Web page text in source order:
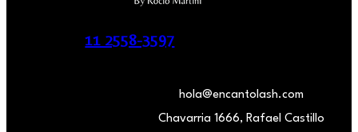
11 2558-3597
hola@encantolash.com
Chavarria 1666, Rafael Castillo